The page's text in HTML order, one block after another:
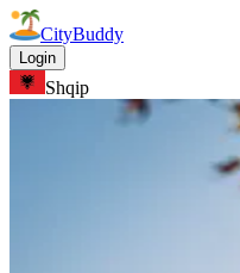
CityBuddy
Login
Shqip